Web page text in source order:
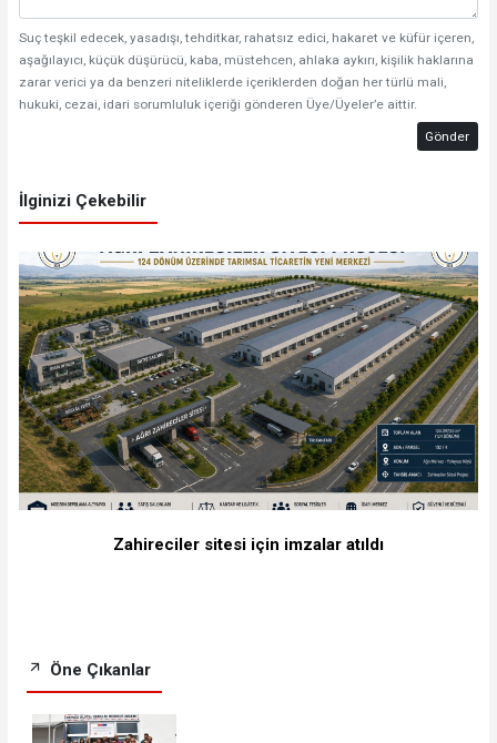
Suç teşkil edecek, yasadışı, tehditkar, rahatsız edici, hakaret ve küfür içeren,
aşağılayıcı, küçük düşürücü, kaba, müstehcen, ahlaka aykırı, kişilik haklarına
zarar verici ya da benzeri niteliklerde içeriklerden doğan her türlü mali,
hukuki, cezai, idari sorumluluk içeriği gönderen Üye/Üyeler’e aittir.
Gönder
İlginizi Çekebilir
Zahireciler sitesi için imzalar atıldı
Öne Çıkanlar